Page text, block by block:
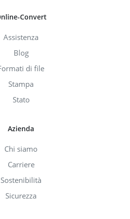
Convert
Assistenza
Blog
di file
Stampa
Stato
Azienda
Chi siamo
Carriere
Sostenibilità
Sicurezza